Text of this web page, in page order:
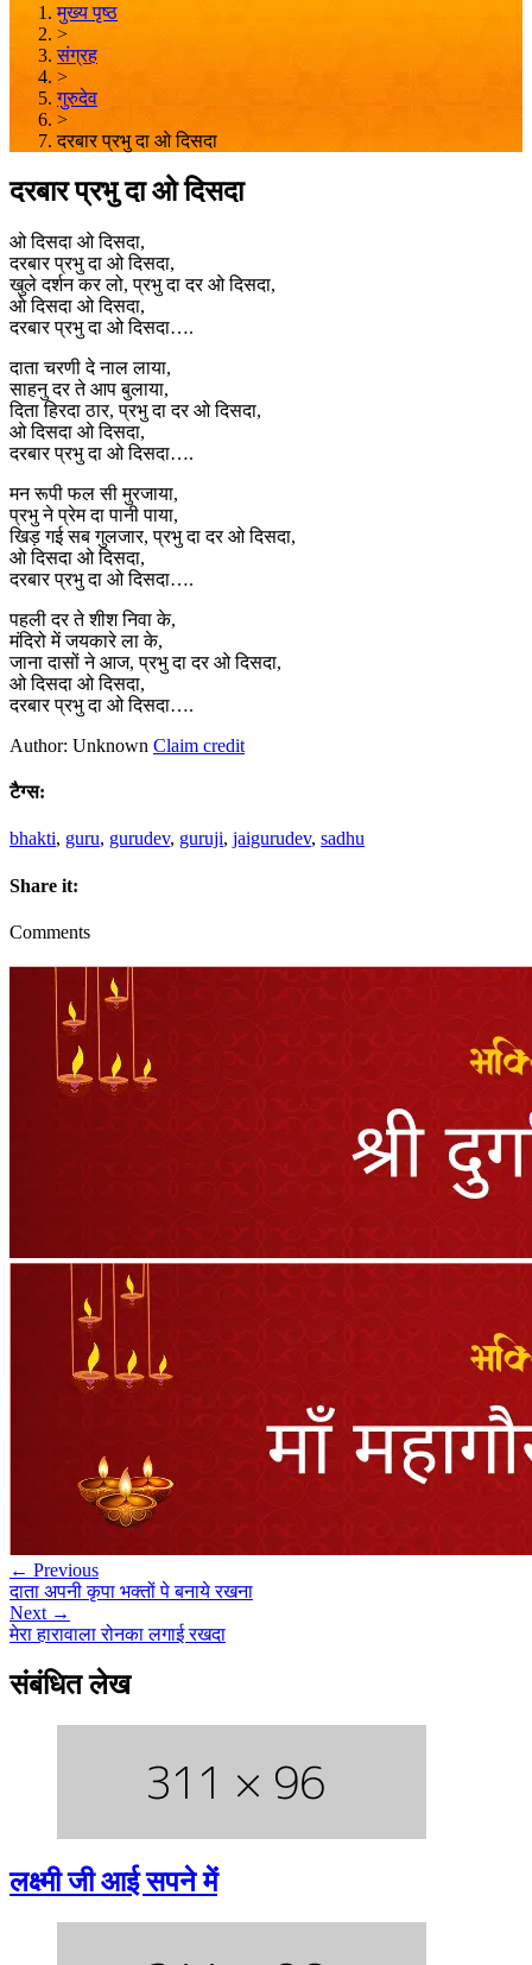
मुख्य पृष्ठ
>
संग्रह
>
गुरुदेव
>
दरबार प्रभु दा ओ दिसदा
दरबार प्रभु दा ओ दिसदा
ओ दिसदा ओ दिसदा,
दरबार प्रभु दा ओ दिसदा,
खुले दर्शन कर लो, प्रभु दा दर ओ दिसदा,
ओ दिसदा ओ दिसदा,
दरबार प्रभु दा ओ दिसदा….
दाता चरणी दे नाल लाया,
साहनु दर ते आप बुलाया,
दिता हिरदा ठार, प्रभु दा दर ओ दिसदा,
ओ दिसदा ओ दिसदा,
दरबार प्रभु दा ओ दिसदा….
मन रूपी फल सी मुरजाया,
प्रभु ने प्रेम दा पानी पाया,
खिड़ गई सब गुलजार, प्रभु दा दर ओ दिसदा,
ओ दिसदा ओ दिसदा,
दरबार प्रभु दा ओ दिसदा….
पहली दर ते शीश निवा के,
मंदिरो में जयकारे ला के,
जाना दासों ने आज, प्रभु दा दर ओ दिसदा,
ओ दिसदा ओ दिसदा,
दरबार प्रभु दा ओ दिसदा….
Author: Unknown Claim credit
टैग्स:
bhakti, guru, gurudev, guruji, jaigurudev, sadhu
Share it:
Comments
← Previous
दाता अपनी कृपा भक्तों पे बनाये रखना
Next →
मेरा हारावाला रोनका लगाई रखदा
संबंधित लेख
लक्ष्मी जी आई सपने में